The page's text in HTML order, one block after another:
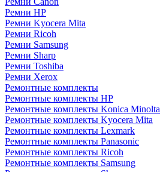
Ремни HP
Ремни Kyocera Mita
Ремни Ricoh
Ремни Samsung
Ремни Sharp
Ремни Toshiba
Ремни Xerox
Ремонтные комплекты
Ремонтные комплекты HP
Ремонтные комплекты Konica Minolta
Ремонтные комплекты Kyocera Mita
Ремонтные комплекты Lexmark
Ремонтные комплекты Panasonic
Ремонтные комплекты Ricoh
Ремонтные комплекты Samsung